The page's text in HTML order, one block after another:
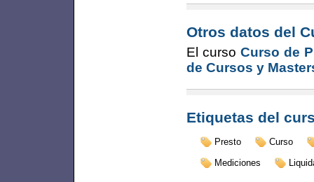
Otros datos del
El curso Curso de
de Cursos y
Etiquetas del
Presto
Curso
Mediciones